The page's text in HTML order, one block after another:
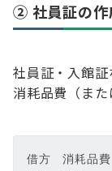
② 社員証の作
社員証・入館証
消耗品費（また
借方　消耗品